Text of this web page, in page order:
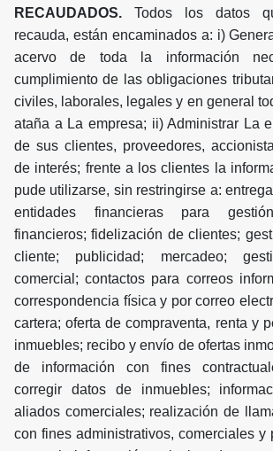
RECAUDADOS. Todos los datos
recauda, están encaminados a: i)
acervo de toda la información
cumplimiento de las obligaciones
civiles, laborales, legales y en general
ataña a La empresa; ii) Administrar La
de sus clientes, proveedores,
de interés; frente a los clientes la
pude utilizarse, sin restringirse a:
entidades financieras para
financieros; fidelización de clientes;
cliente; publicidad; mercadeo;
comercial; contactos para correos
correspondencia física y por correo
cartera; oferta de compraventa, renta y
inmuebles; recibo y envío de ofertas
de información con fines
corregir datos de inmuebles;
aliados comerciales; realización de
con fines administrativos, comerciales y